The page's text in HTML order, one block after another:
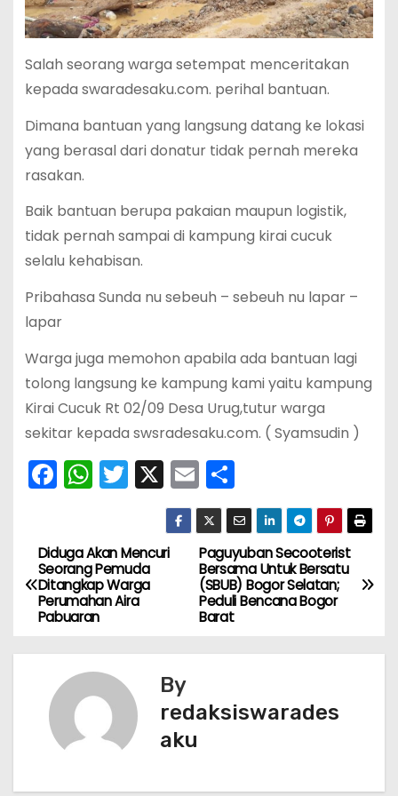
Salah seorang warga setempat menceritakan
kepada swaradesaku.com. perihal bantuan.
Dimana bantuan yang langsung datang ke lokasi
yang berasal dari donatur tidak pernah mereka
rasakan.
Baik bantuan berupa pakaian maupun logistik,
tidak pernah sampai di kampung kirai cucuk
selalu kehabisan.
Pribahasa Sunda nu sebeuh – sebeuh nu lapar –
lapar
Warga juga memohon apabila ada bantuan lagi
tolong langsung ke kampung kami yaitu kampung
Kirai Cucuk Rt 02/09 Desa Urug,tutur warga
sekitar kepada swsradesaku.com. ( Syamsudin )
F
a
e
b
o
o
k
W
h
ts
A
p
p
T
w
er
X E
m
ai
l
S
h
ar
e
N
a
s
Paguyuban Secooterist
Bersama Untuk Bersatu
(SBUB) Bogor Selatan;
Peduli Bencana Bogor
Barat
Diduga Akan Mencuri
Seorang Pemuda
Ditangkap Warga
Perumahan Aira
Pabuaran
By
redaksiswarades
aku